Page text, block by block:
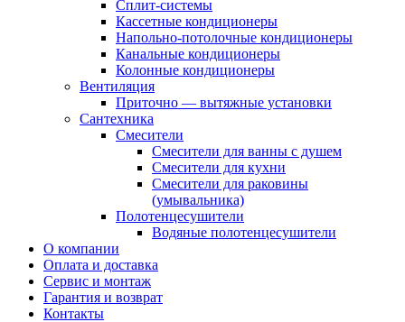
Сплит-системы
Кассетные кондиционеры
Напольно-потолочные кондиционеры
Канальные кондиционеры
Колонные кондиционеры
Вентиляция
Приточно — вытяжные установки
Сантехника
Смесители
Смесители для ванны с душем
Смесители для кухни
Смесители для раковины
(умывальника)
Полотенцесушители
Водяные полотенцесушители
О компании
Оплата и доставка
Сервис и монтаж
Гарантия и возврат
Контакты